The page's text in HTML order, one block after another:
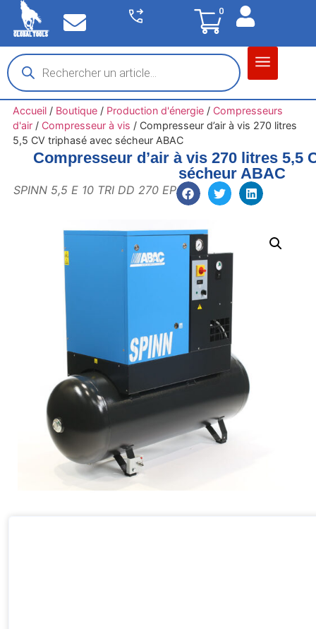
0
Accueil/ Boutique/ Production d'énergie/ Compresseurs
d'air/ Compresseur à vis / Compresseur d’air à vis 270 litres
5,5 CV triphasé avec sécheur ABAC
Compresseur d’air à vis 270 litres 5,5
sécheur ABAC
SPINN 5,5 E 10 TRI DD 270 EP